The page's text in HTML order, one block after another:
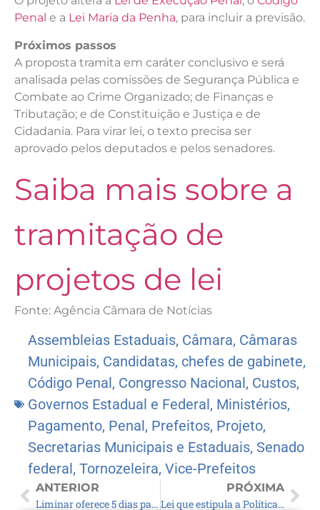
Penal e a Lei Maria da Penha, para incluir a previsão.
Próximos passos
A proposta tramita em caráter conclusivo e será
analisada pelas comissões de Segurança Pública e
Combate ao Crime Organizado; de Finanças e
Tributação; e de Constituição e Justiça e de
Cidadania. Para virar lei, o texto precisa ser
aprovado pelos deputados e pelos senadores.
Saiba mais sobre a
tramitação de
projetos de lei
Fonte: Agência Câmara de Notícias
Assembleias Estaduais, Câmara, Câmaras
Municipais, Candidatas, chefes de gabinete,
Código Penal, Congresso Nacional, Custos,
Governos Estadual e Federal, Ministérios,
Pagamento, Penal, Prefeitos, Projeto,
Secretarias Municipais e Estaduais, Senado
federal, Tornozeleira, Vice-Prefeitos
ANTERIOR
Liminar oferece 5 dias para município arrumar abastecimento de água
PRÓXIMA
Lei que estipula a Política Estadual do Hidrogênio Verde é confirmada por Rafael Fonteles